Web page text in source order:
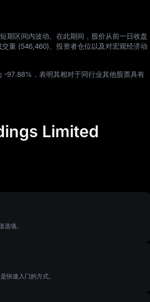
区间内波动。在此期间，股价从前一日收盘
交量 (546,460)、投资者仓位以及对宏观经济动
-97.88% ，表明其相对于同行业其他股票具有
Limited
项。
快速入门的方式。